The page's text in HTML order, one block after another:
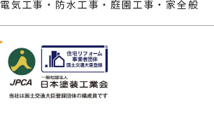
電気工事・防水工事・庭園工事・家全般